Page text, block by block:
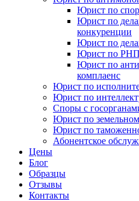
Юрист по
Юрист по
конкуренции
Юрист по
Юрист по РНП
Юрист по
комплаенс
Юрист по
Юрист по
Споры с
Юрист по
Юрист по
Абонентское
Цены
Блог
Образцы
Отзывы
Контакты